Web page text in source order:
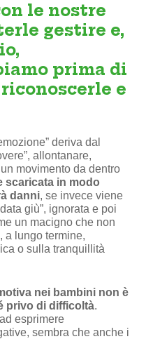
le nostre
gestire e,
prima di
e
deriva dal
allontanare,
movimento da dentro
scaricata in modo
danni, se invece viene
giù”, ignorata e poi
un macigno che non
a lungo termine,
o sulla tranquillità
nei bambini non è
privo di difficoltà.
esprimere
sembra che anche i